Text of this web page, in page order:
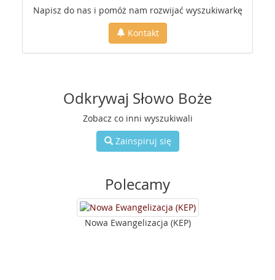
Napisz do nas i pomóż nam rozwijać wyszukiwarkę
Kontakt
Odkrywaj Słowo Boże
Zobacz co inni wyszukiwali
Zainspiruj się
Polecamy
Nowa Ewangelizacja (KEP)